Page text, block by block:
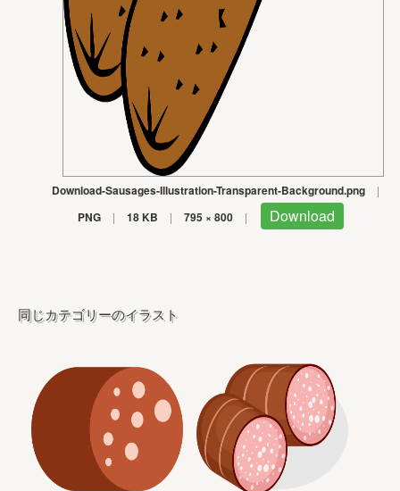
Download-Sausages-Illustration-Transparent-Background.png |
PNG | 18 KB | 795 × 800 | Download
同じカテゴリーのイラスト